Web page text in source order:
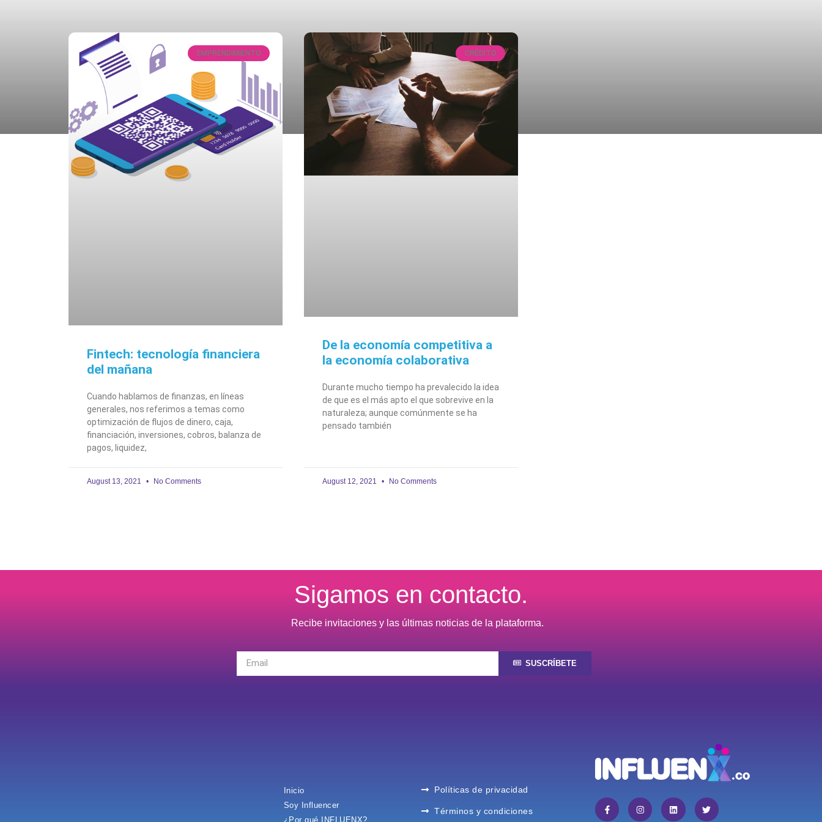
EMPRENDIMIENTO
Fintech: tecnología financiera
del mañana
Cuando hablamos de finanzas, en líneas
generales, nos referimos a temas como
optimización de flujos de dinero, caja,
financiación, inversiones, cobros, balanza de
pagos, liquidez,
August 13, 2021 No Comments
CRÉDITO
De la economía competitiva a
la economía colaborativa
Durante mucho tiempo ha prevalecido la idea
de que es el más apto el que sobrevive en la
naturaleza; aunque comúnmente se ha
pensado también
August 12, 2021 No Comments
Sigamos en contacto.
Recibe invitaciones y las últimas noticias de la plataforma.
SUSCRÍBETE
Inicio
Soy Influencer
¿Por qué INFLUENX?
Políticas de privacidad
Términos y condiciones